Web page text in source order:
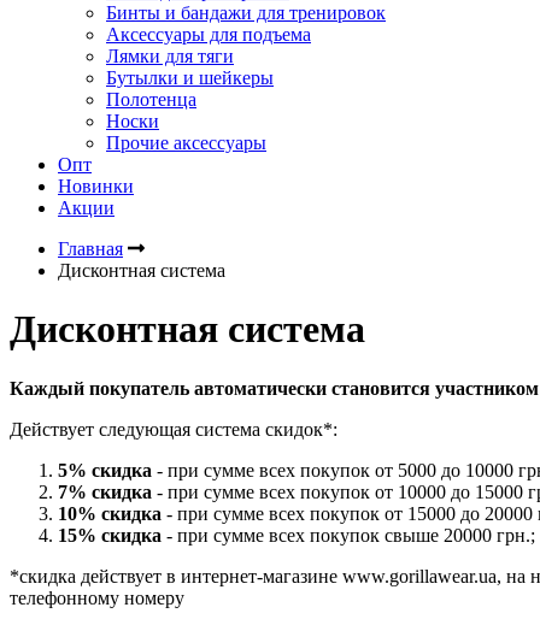
Бинты и бандажи для тренировок
Аксессуары для подъема
Лямки для тяги
Бутылки и шейкеры
Полотенца
Носки
Прочие аксессуары
Опт
Новинки
Акции
Главная
Дисконтная система
Дисконтная система
Каждый покупатель автоматически становится
Действует следующая система скидок*:
5% скидка - при сумме всех покупок от 5000 до 10000
7% скидка - при сумме всех покупок от 10000 до 15000
10% скидка - при сумме всех покупок от 15000 до 20000
15% скидка - при сумме всех покупок свыше 20000 грн.;
*скидка действует в интернет-магазине www.gorillawear.ua,
телефонному номеру